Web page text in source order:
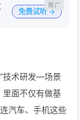
免费试听 →
技术研发—场景
面不仅有做基
汽车、手机这些